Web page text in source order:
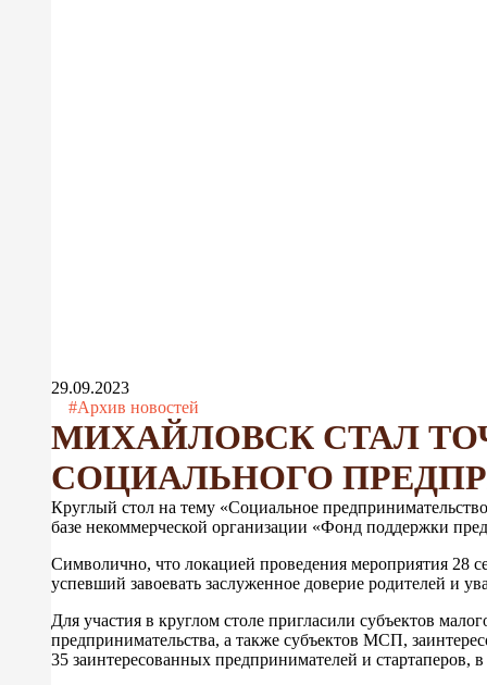
29.09.2023
#Архив новостей
МИХАЙЛОВСК СТАЛ
СОЦИАЛЬНОГО
Круглый стол на тему «Социальное
базе некоммерческой организации «Фонд поддержки
Символично, что локацией проведения мероприятия 28
успевший завоевать заслуженное доверие родителей и
Для участия в круглом столе пригласили субъектов
предпринимательства, а также субъектов МСП,
35 заинтересованных предпринимателей и стартаперов,